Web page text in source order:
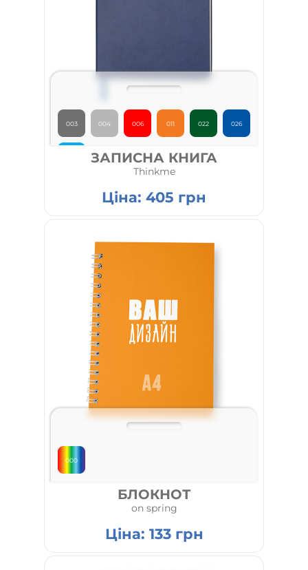
003 004 006 011 022 026
ЗАПИСНА КНИГА
Thinkme
Ціна: 405 грн
000
БЛОКНОТ
on spring
Ціна: 133 грн